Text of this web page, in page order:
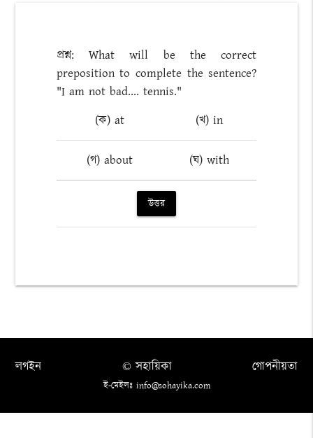
প্রশ্ন: What will be the correct
preposition to complete the sentence?
"I am not bad.... tennis."
(ক) at
(খ) in
(গ) about (ঘ) with
উত্তর
লগইন গোপনীয়তা
© সহায়িকা
ই-মেইলঃ info@sohayika.com